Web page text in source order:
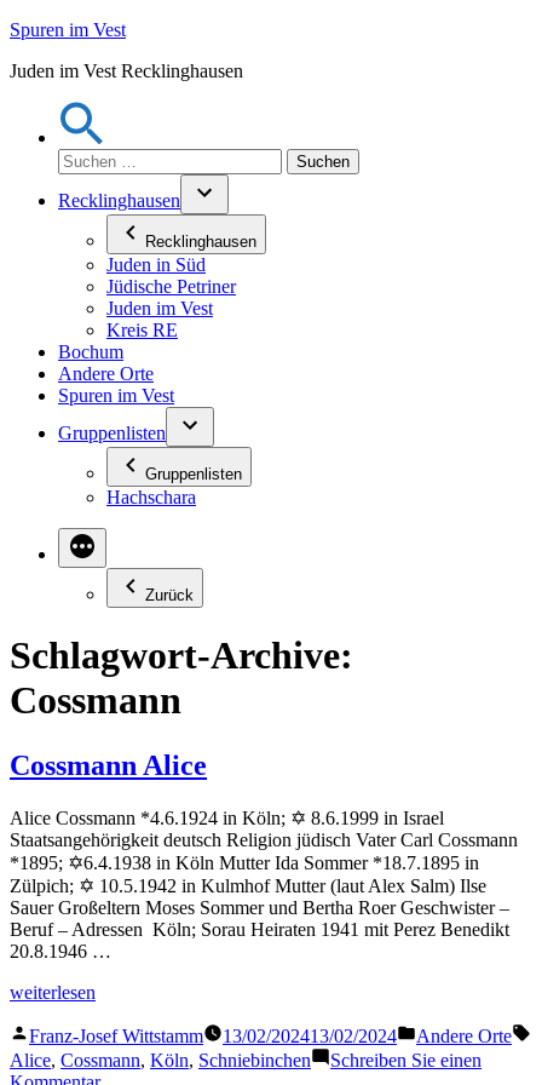
Zum
springen
Spuren im Vest
Juden im Vest Recklinghausen
Suchen
nach:
Recklinghausen
Recklinghausen
Juden in Süd
Jüdische Petriner
Juden im Vest
Kreis RE
Bochum
Andere Orte
Spuren im Vest
Gruppenlisten
Gruppenlisten
Hachschara
Zurück
Schlagwort-Archive:
Cossmann
Cossmann Alice
Alice Cossmann *4.6.1924 in Köln; ✡ 8.6.1999 in Israel
Staatsangehörigkeit deutsch Religion jüdisch Vater Carl Cossmann
*1895; ✡6.4.1938 in Köln Mutter Ida Sommer *18.7.1895 in
Zülpich; ✡ 10.5.1942 in Kulmhof Mutter (laut Alex Salm) Ilse
Sauer Großeltern Moses Sommer und Bertha Roer Geschwister –
Beruf – Adressen Köln; Sorau Heiraten 1941 mit Perez Benedikt
20.8.1946 …
„Cossmann
weiterlesen
Veröffentlicht
von
Franz-Josef Wittstamm 13/02/202413/02/2024
Veröffentlicht
in
Andere Orte
Alice, Cossmann, Köln, Schniebinchen
Schreiben Sie einen
zu